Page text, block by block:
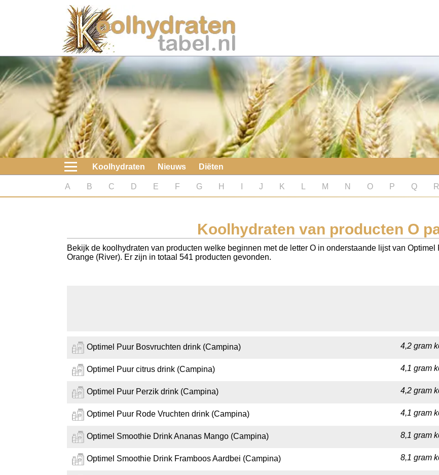
Koolhydraten
Nieuws
Koolhydraatarme diëten
Boeken
koolhydraatarme diëten
Diabetes test
Koolhydraten tellen
Koolhydraten Nieuws Diëten
A B C D E F G H J K M N O P Q R
Koolhydraten van producten O
Bekijk de koolhydraten van producten welke beginnen met de letter O in onderstaande lijst van
Orange (River). Er zijn in totaal 541 producten gevonden.
Optimel Puur Bosvruchten drink (Campina) 4,2 gram
Optimel Puur citrus drink (Campina) 4,1 gram
Optimel Puur Perzik drink (Campina) 4,2 gram
Optimel Puur Rode Vruchten drink (Campina) 4,1 gram
Optimel Smoothie Drink Ananas Mango (Campina) 8,1 gram
Optimel Smoothie Drink Framboos Aardbei (Campina) 8,1 gram